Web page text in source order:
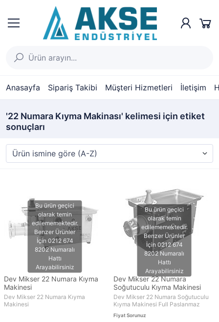
Anasayfa Sipariş Takibi Müşteri Hizmetleri İletişim
'22 Numara Kıyma Makinası' kelimesi için etiket
sonuçları
Dev Mikser 22 Numara Kıyma
Makinesi
Dev Mikser 22 Numara Kıyma
Makinesi
Dev Mikser 22 Numara
Soğutuculu Kıyma Makinesi
Dev Mikser 22 Numara Soğutuculu
Kıyma Makinesi Full Paslanmaz
Fiyat Sorunuz